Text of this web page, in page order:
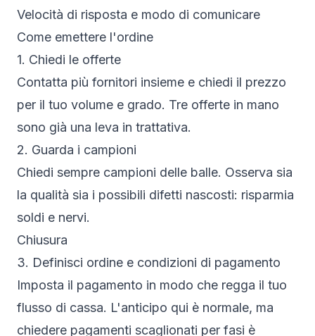
Velocità di risposta e modo di comunicare
Come emettere l'ordine
1. Chiedi le offerte
Contatta più fornitori insieme e chiedi il prezzo
per il tuo volume e grado. Tre offerte in mano
sono già una leva in trattativa.
2. Guarda i campioni
Chiedi sempre campioni delle balle. Osserva sia
la qualità sia i possibili difetti nascosti: risparmia
soldi e nervi.
Chiusura
3. Definisci ordine e condizioni di pagamento
Imposta il pagamento in modo che regga il tuo
flusso di cassa. L'anticipo qui è normale, ma
chiedere pagamenti scaglionati per fasi è